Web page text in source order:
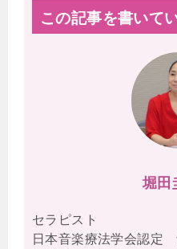
この記事を書いて
堀田
セラピスト
日本音楽療法学会認定